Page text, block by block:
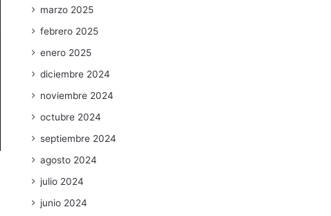
marzo 2025
febrero 2025
enero 2025
diciembre 2024
noviembre 2024
octubre 2024
septiembre 2024
agosto 2024
julio 2024
junio 2024